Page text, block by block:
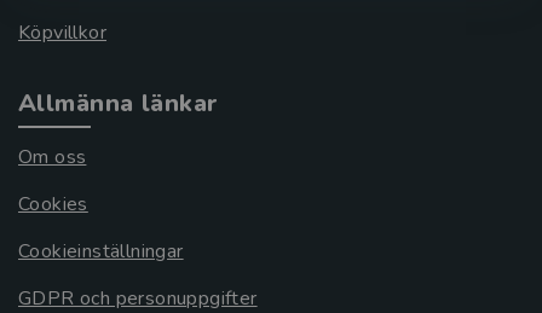
Köpvillkor
Allmänna länkar
Om oss
Cookies
Cookieinställningar
GDPR och personuppgifter